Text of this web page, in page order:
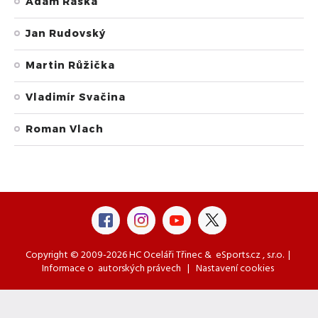
Jan Rudovský
Martin Růžička
Vladimír Svačina
Roman Vlach
Copyright © 2009-2026 HC Oceláři Třinec & eSports.cz, s.r.o. |
Informace o autorských právech | Nastavení cookies